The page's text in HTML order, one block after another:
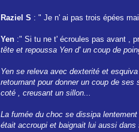
Raziel S : " Je n' ai pas trois épées
Yen :" Si tu ne t' écroules pas avant ,
tête et repoussa Yen d' un coup de
Yen se releva avec dexterité et
retournant pour donner un coup de
coté , creusant un sillon...
La fumée du choc se dissipa
était accroupi et baignait lui aussi dans